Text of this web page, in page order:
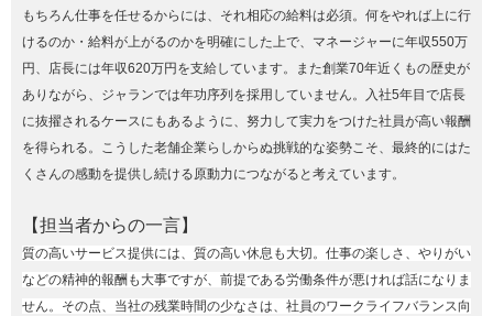
もちろん仕事を任せるからには、それ相応の給料は必須。何をやれば上に行
けるのか・給料が上がるのかを明確にした上で、マネージャーに年収550万
円、店長には年収620万円を支給しています。また創業70年近くもの歴史が
ありながら、ジャランでは年功序列を採用していません。入社5年目で店長
に抜擢されるケースにもあるように、努力して実力をつけた社員が高い報酬
を得られる。こうした老舗企業らしからぬ挑戦的な姿勢こそ、最終的にはた
くさんの感動を提供し続ける原動力につながると考えています。
【担当者からの一言】
質の高いサービス提供には、質の高い休息も大切。仕事の楽しさ、やりがい
などの精神的報酬も大事ですが、前提である労働条件が悪ければ話になりま
せん。その点、当社の残業時間の少なさは、社員のワークライフバランス向